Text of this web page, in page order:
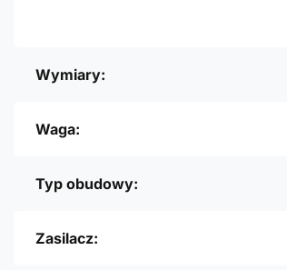
Wymiary:
Waga:
Typ obudowy:
Zasilacz: